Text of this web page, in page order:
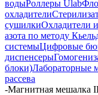
водыРоллеры Ulab
охладители
сушилкиОхладители
азота по методу
системыЦифровые
диспенсеры
блоки)Лабораторные
рассева
-Магнитная